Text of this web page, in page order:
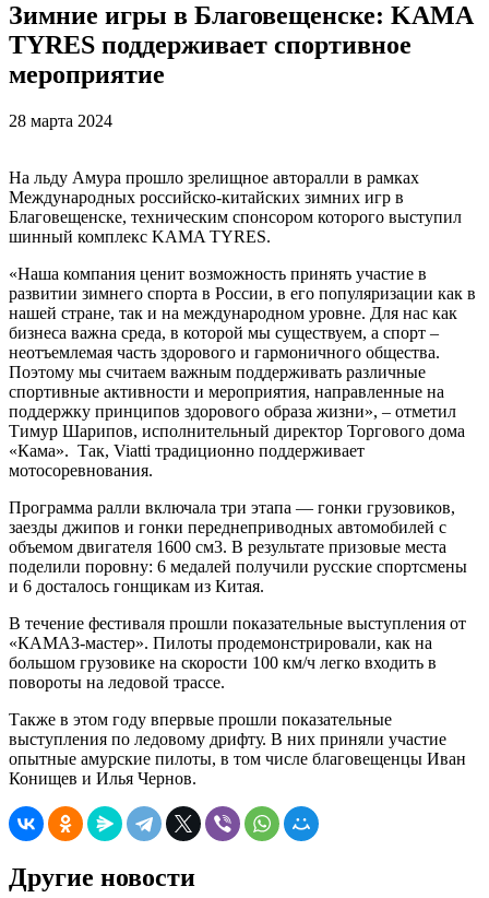
Зимние игры в Благовещенске: KAMA
TYRES поддерживает спортивное
мероприятие
28 марта 2024
На льду Амура прошло зрелищное авторалли в рамках
Международных российско-китайских зимних игр в
Благовещенске, техническим спонсором которого выступил
шинный комплекс KAMA TYRES.
«Наша компания ценит возможность принять участие в
развитии зимнего спорта в России, в его популяризации как в
нашей стране, так и на международном уровне. Для нас как
бизнеса важна среда, в которой мы существуем, а спорт –
неотъемлемая часть здорового и гармоничного общества.
Поэтому мы считаем важным поддерживать различные
спортивные активности и мероприятия, направленные на
поддержку принципов здорового образа жизни», – отметил
Тимур Шарипов, исполнительный директор Торгового дома
«Кама». Так, Viatti традиционно поддерживает
мотосоревнования.
Программа ралли включала три этапа — гонки грузовиков,
заезды джипов и гонки переднеприводных автомобилей с
объемом двигателя 1600 см3. В результате призовые места
поделили поровну: 6 медалей получили русские спортсмены
и 6 досталось гонщикам из Китая.
В течение фестиваля прошли показательные выступления от
«КАМАЗ-мастер». Пилоты продемонстрировали, как на
большом грузовике на скорости 100 км/ч легко входить в
повороты на ледовой трассе.
Также в этом году впервые прошли показательные
выступления по ледовому дрифту. В них приняли участие
опытные амурские пилоты, в том числе благовещенцы Иван
Конищев и Илья Чернов.
Другие новости